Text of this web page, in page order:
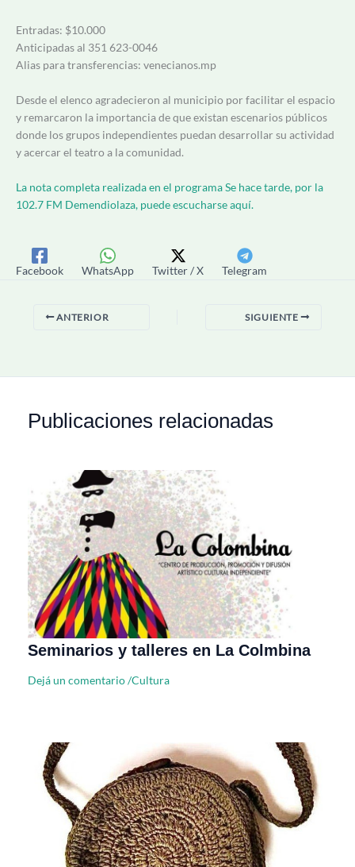
Entradas: $10.000
Anticipadas al 351 623-0046
Alias para transferencias: venecianos.mp
Desde el elenco agradecieron al municipio por facilitar el espacio
y remarcaron la importancia de que existan escenarios públicos
donde los grupos independientes puedan desarrollar su actividad
y acercar el teatro a la comunidad.
La nota completa realizada en el programa Se hace tarde, por la
102.7 FM Demendiolaza, puede escucharse aquí.
Facebook WhatsApp Twitter / X Telegram
ANTERIOR SIGUIENTE
Publicaciones relacionadas
Seminarios y talleres en La Colmbina
Dejá un comentario/Cultura